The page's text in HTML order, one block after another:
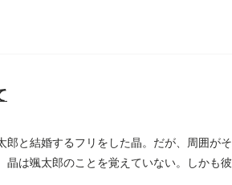
と結婚するフリをした晶。だが、周囲が
は颯太郎のことを覚えていない。しかも